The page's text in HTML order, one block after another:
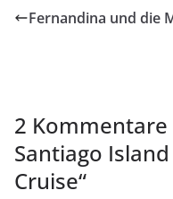
Fernandina und die
2 Kommentare
Santiago
Cruise“